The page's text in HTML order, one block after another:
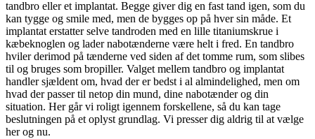
tandbro eller et implantat. Begge giver dig en fast tand igen, som du
kan tygge og smile med, men de bygges op på hver sin måde. Et
implantat erstatter selve tandroden med en lille titaniumskrue i
kæbeknoglen og lader nabotænderne være helt i fred. En tandbro
hviler derimod på tænderne ved siden af det tomme rum, som slibes
til og bruges som bropiller. Valget mellem tandbro og implantat
handler sjældent om, hvad der er bedst i al almindelighed, men om
hvad der passer til netop din mund, dine nabotænder og din
situation. Her går vi roligt igennem forskellene, så du kan tage
beslutningen på et oplyst grundlag. Vi presser dig aldrig til at vælge
her og nu.